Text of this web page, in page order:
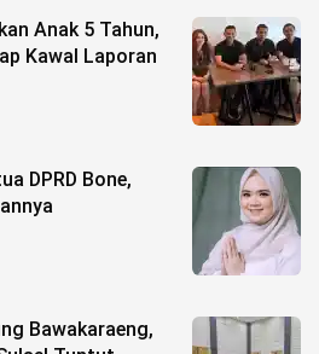
Anak 5 Tahun,
Kawal Laporan
DPRD Bone,
Bawakaraeng,